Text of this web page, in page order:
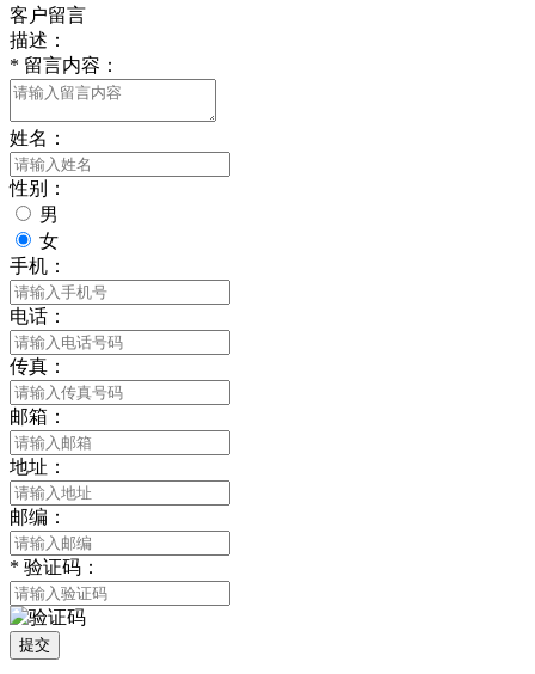
客户留言
描述：
* 留言内容：
姓名：
性别：
男
女
手机：
电话：
传真：
邮箱：
地址：
邮编：
* 验证码：
提交